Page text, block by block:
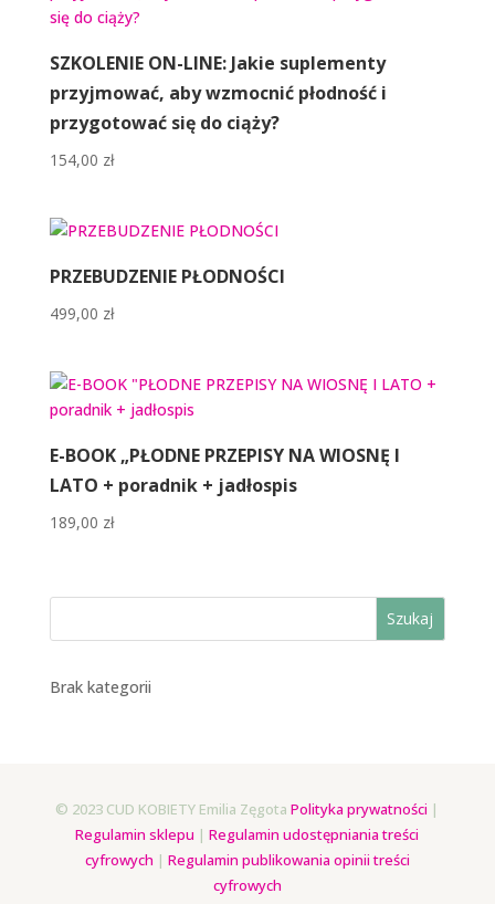
SZKOLENIE ON-LINE: Jakie suplementy
przyjmować, aby wzmocnić płodność i
przygotować się do ciąży?
154,00 zł
PRZEBUDZENIE PŁODNOŚCI
499,00 zł
E-BOOK „PŁODNE PRZEPISY NA WIOSNĘ I
LATO + poradnik + jadłospis
189,00 zł
Szukaj
Brak kategorii
© 2023 CUD KOBIETY Emilia ZęgotaPolityka prywatności |
Regulamin sklepu |Regulamin udostępniania treści
cyfrowych | Regulamin publikowania opinii treści
cyfrowych